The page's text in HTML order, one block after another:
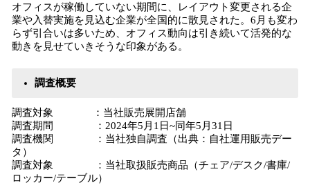
オフィスが稼働していない期間に、レイアウト変更される企
業や入替実施を見込む企業が全国的に散見された。6月も変わ
らず引合いは多いため、オフィス動向は引き続いて活発的な
動きを見せていきそうな印象がある。
調査概要
調査対象 ：当社販売展開店舗
調査期間 ：2024年5月1日~同年5月31日
調査機関 ：当社独自調査（出典：自社運用販売デー
タ）
調査対象 ：当社取扱販売商品（チェア/デスク/書庫/
ロッカー/テーブル）